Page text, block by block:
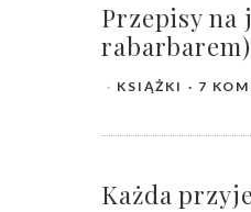
Przepisy na
rabarbarem)
KSIĄŻKI 7
Każda